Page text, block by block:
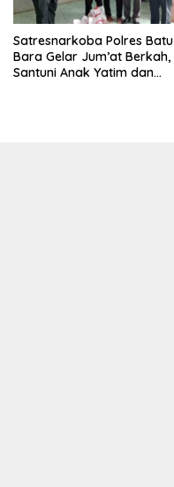
Satresnarkoba Polres Batu
Bara Gelar Jum’at Berkah,
Santuni Anak Yatim dan